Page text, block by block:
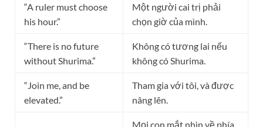
“A ruler must choose
his hour.”
Một người cai trị phải
chọn giờ của mình.
“There is no future
without Shurima.”
Không có tương lai nếu
không có Shurima.
“Join me, and be
elevated.”
Tham gia với tôi, và được
nâng lên.
Mọi con mắt nhìn về phía